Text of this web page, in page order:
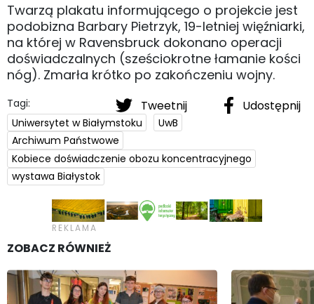
Twarzą plakatu informującego o projekcie jest
podobizna Barbary Pietrzyk, 19-letniej więźniarki,
na której w Ravensbruck dokonano operacji
doświadczalnych (sześciokrotne łamanie kości
nóg). Zmarła krótko po zakończeniu wojny.
Tweetnij Udostępnij
Tagi:
Uniwersytet w Białymstoku
UwB
Archiwum Państwowe
Kobiece doświadczenie obozu koncentracyjnego
wystawa Białystok
ZOBACZ RÓWNIEŻ